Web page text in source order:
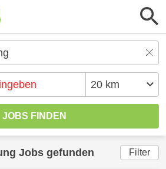
Jobs gefunden Filter